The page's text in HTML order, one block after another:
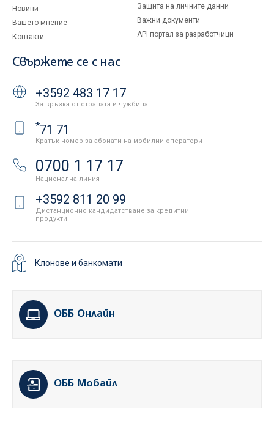
Новини
Вашето мнение
Контакти
Защита на личните данни
Важни документи
API портал за разработчици
Свържете се с нас
+3592 483 17 17
За връзка от страната и чужбина
*71 71
Кратък номер за абонати на мобилни оператори
0700 1 17 17
Национална линия
+3592 811 20 99
Дистанционно кандидатстване за кредитни
продукти
Клонове и банкомати
ОББ Онлайн
ОББ Мобайл